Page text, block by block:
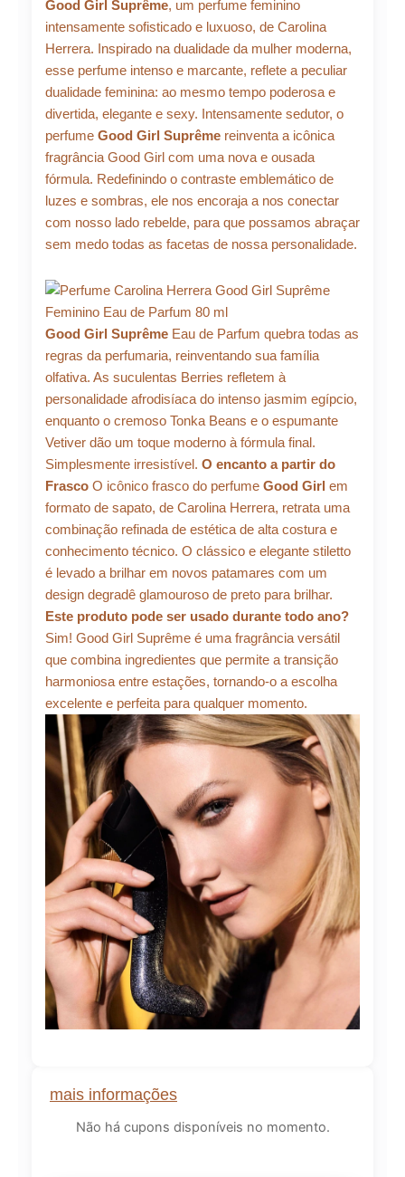
mais informações
Não há cupons disponíveis no momento.
era:
R$ 692,58.R$
Eau
de
Parfum
quantidade
Good Girl Suprême, um perfume feminino
intensamente sofisticado e luxuoso, de Carolina
Herrera. Inspirado na dualidade da mulher moderna,
esse perfume intenso e marcante, reflete a peculiar
dualidade feminina: ao mesmo tempo poderosa e
divertida, elegante e sexy. Intensamente sedutor, o
perfume Good Girl Suprême reinventa a icônica
fragrância Good Girl com uma nova e ousada
fórmula. Redefinindo o contraste emblemático de
luzes e sombras, ele nos encoraja a nos conectar
com nosso lado rebelde, para que possamos abraçar
sem medo todas as facetas de nossa personalidade.
Good Girl Suprême Eau de Parfum quebra todas as
regras da perfumaria, reinventando sua família
olfativa. As suculentas Berries refletem à
personalidade afrodisíaca do intenso jasmim egípcio,
enquanto o cremoso Tonka Beans e o espumante
Vetiver dão um toque moderno à fórmula final.
Simplesmente irresistível. O encanto a partir do
Frasco O icônico frasco do perfume Good Girl em
formato de sapato, de Carolina Herrera, retrata uma
combinação refinada de estética de alta costura e
conhecimento técnico. O clássico e elegante stiletto
é levado a brilhar em novos patamares com um
design degradê glamouroso de preto para brilhar.
Este produto pode ser usado durante todo ano?
Sim! Good Girl Suprême é uma fragrância versátil
que combina ingredientes que permite a transição
harmoniosa entre estações, tornando-o a escolha
excelente e perfeita para qualquer momento.